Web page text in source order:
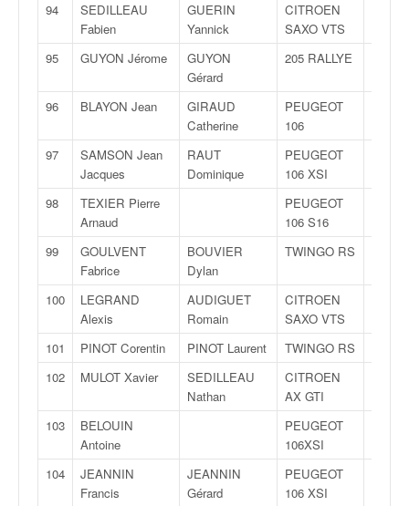
94
SEDILLEAU
Fabien
GUERIN
Yannick
CITROEN
SAXO VTS
95 GUYON Jérome
GUYON
Gérard
205 RALLYE
96
BLAYON Jean
GIRAUD
Catherine
PEUGEOT
106
97
SAMSON Jean
Jacques
RAUT
Dominique
PEUGEOT
106 XSI
98
TEXIER Pierre
Arnaud
PEUGEOT
106 S16
99
GOULVENT
Fabrice
BOUVIER
Dylan
TWINGO RS
100
LEGRAND
Alexis
AUDIGUET
Romain
CITROEN
SAXO VTS
101 PINOT Corentin PINOT Laurent TWINGO RS
102
MULOT Xavier
SEDILLEAU
Nathan
CITROEN
AX GTI
103
BELOUIN
Antoine
PEUGEOT
106XSI
104
JEANNIN
Francis
JEANNIN
Gérard
PEUGEOT
106 XSI